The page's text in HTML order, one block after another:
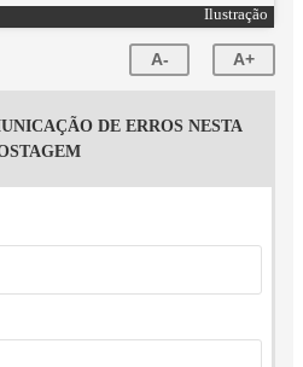
Ilustração
A- A+
DE ERROS NESTA